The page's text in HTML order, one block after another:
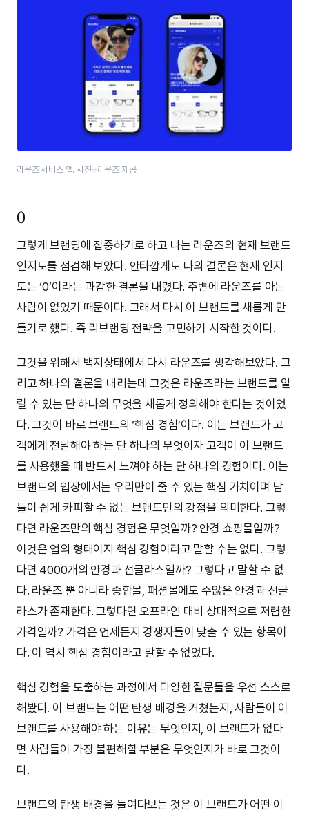
라운즈 서비스 앱. 사진=라운즈 제공
0
그렇게 브랜딩에 집중하기로 하고 나는 라운즈의 현재 브랜드
인지도를 점검해 보았다. 안타깝게도 나의 결론은 현재 인지
도는 ‘0’이라는 과감한 결론을 내렸다. 주변에 라운즈를 아는
사람이 없었기 때문이다. 그래서 다시 이 브랜드를 새롭게 만
들기로 했다. 즉 리브랜딩 전략을 고민하기 시작한 것이다.
그것을 위해서 백지상태에서 다시 라운즈를 생각해보았다. 그
리고 하나의 결론을 내리는데 그것은 라운즈라는 브랜드를 알
릴 수 있는 단 하나의 무엇을 새롭게 정의해야 한다는 것이었
다. 그것이 바로 브랜드의 ‘핵심 경험’이다. 이는 브랜드가 고
객에게 전달해야 하는 단 하나의 무엇이자 고객이 이 브랜드
를 사용했을 때 반드시 느껴야 하는 단 하나의 경험이다. 이는
브랜드의 입장에서는 우리만이 줄 수 있는 핵심 가치이며 남
들이 쉽게 카피할 수 없는 브랜드만의 강점을 의미한다. 그렇
다면 라운즈만의 핵심 경험은 무엇일까? 안경 쇼핑몰일까?
이것은 업의 형태이지 핵심 경험이라고 말할 수는 없다. 그렇
다면 4000개의 안경과 선글라스일까? 그렇다고 말할 수 없
다. 라운즈 뿐 아니라 종합몰, 패션몰에도 수많은 안경과 선글
라스가 존재한다. 그렇다면 오프라인 대비 상대적으로 저렴한
가격일까? 가격은 언제든지 경쟁자들이 낮출 수 있는 항목이
다. 이 역시 핵심 경험이라고 말할 수 없었다.
핵심 경험을 도출하는 과정에서 다양한 질문들을 우선 스스로
해봤다. 이 브랜드는 어떤 탄생 배경을 거쳤는지, 사람들이 이
브랜드를 사용해야 하는 이유는 무엇인지, 이 브랜드가 없다
면 사람들이 가장 불편해할 부분은 무엇인지가 바로 그것이
다.
브랜드의 탄생 배경을 들여다보는 것은 이 브랜드가 어떤 이